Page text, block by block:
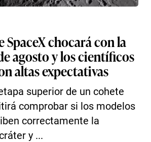
SpaceX chocará con la
agosto y los científicos
altas expectativas
superior de un cohete
comprobar si los modelos
correctamente la
y ...